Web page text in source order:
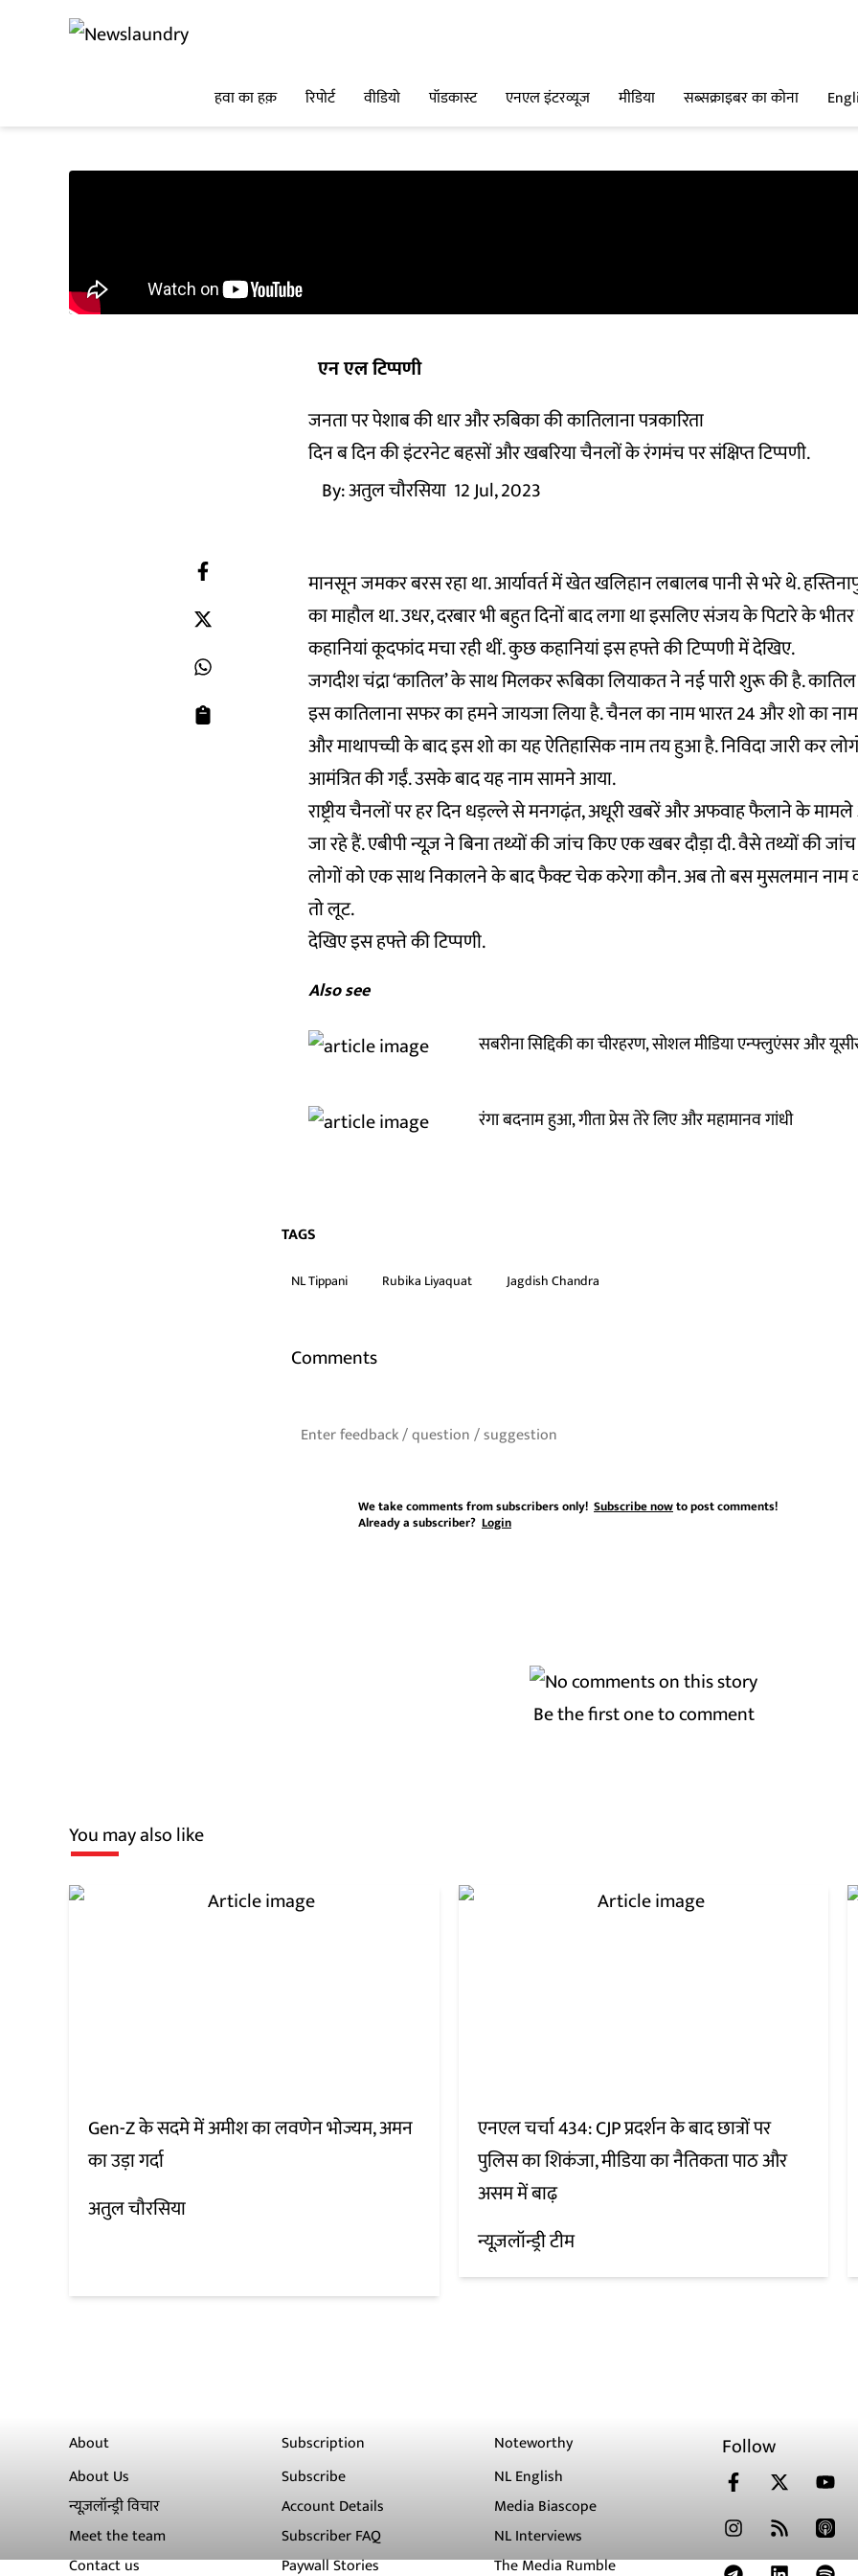
हवा का हक़ रिपोर्ट वीडियो पॉडकास्ट एनएल इंटरव्यूज मीडिया सब्सक्राइबर का कोना
एन एल टिप्पणी
जनता पर पेशाब की धार और रुबिका की कातिलाना पत्रकारिता
दिन ब दिन की इंटरनेट बहसों और खबरिया चैनलों के रंगमंच पर संक्षिप्त टिप्पणी.
By:अतुल चौरसिया 12 Jul, 2023
मानसून जमकर बरस रहा था. आर्यावर्त में खेत खलिहान लबालब पानी से भरे थे.
का माहौल था. उधर, दरबार भी बहुत दिनों बाद लगा था इसलिए संजय के पिटारे के
कहानियां कूदफांद मचा रही थीं. कुछ कहानियां इस हफ्ते की टिप्पणी में देखिए.
जगदीश चंद्रा ‘कातिल’ के साथ मिलकर रूबिका लियाकत ने नई पारी शुरू की है.
इस कातिलाना सफर का हमने जायजा लिया है. चैनल का नाम भारत 24 और शो का
और माथापच्ची के बाद इस शो का यह ऐतिहासिक नाम तय हुआ है. निविदा जारी कर लोगों
आमंत्रित की गईं. उसके बाद यह नाम सामने आया.
राष्ट्रीय चैनलों पर हर दिन धड़ल्ले से मनगढ़ंत, अधूरी खबरें और अफवाह फैलाने के मामले
जा रहे हैं. एबीपी न्यूज़ ने बिना तथ्यों की जांच किए एक खबर दौड़ा दी. वैसे तथ्यों की
लोगों को एक साथ निकालने के बाद फैक्ट चेक करेगा कौन. अब तो बस मुसलमान
तो लूट.
देखिए इस हफ्ते की टिप्पणी.
Also see
सबरीना सिद्दिकी का चीरहरण, सोशल मीडिया एन्फ्लुएंसर और
रंगा बदनाम हुआ, गीता प्रेस तेरे लिए और महामानव गांधी
TAGS
NL Tippani Rubika Liyaquat Jagdish Chandra
Comments
We take comments from subscribers only! Subscribe nowto post comments!
Already a subscriber? Login
Be the first one to comment
You may also like
Gen-Z के सदमे में अमीश का लवणेन भोज्यम, अमन
का उड़ा गर्दा
अतुल चौरसिया
एनएल चर्चा 434: CJP प्रदर्शन के बाद छात्रों पर
पुलिस का शिकंजा, मीडिया का नैतिकता पाठ और
असम में बाढ़
न्यूज़लॉन्ड्री टीम
About
About Us
न्यूज़लॉन्ड्री विचार
Meet the team
Contact us
Subscription
Subscribe
Account Details
Subscriber FAQ
Paywall Stories
Noteworthy
NL English
Media Biascope
NL Interviews
The Media Rumble
Follow